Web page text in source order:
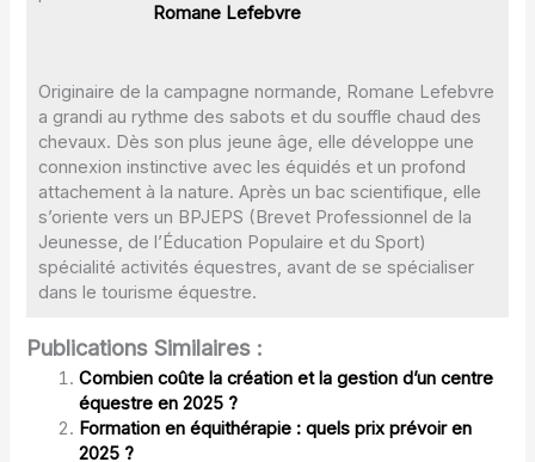
Romane Lefebvre
Originaire de la campagne normande, Romane Lefebvre
a grandi au rythme des sabots et du souffle chaud des
chevaux. Dès son plus jeune âge, elle développe une
connexion instinctive avec les équidés et un profond
attachement à la nature. Après un bac scientifique, elle
s’oriente vers un BPJEPS (Brevet Professionnel de la
Jeunesse, de l’Éducation Populaire et du Sport)
spécialité activités équestres, avant de se spécialiser
dans le tourisme équestre.
Publications Similaires :
Combien coûte la création et la gestion d’un centre
équestre en 2025 ?
Formation en équithérapie : quels prix prévoir en
2025 ?